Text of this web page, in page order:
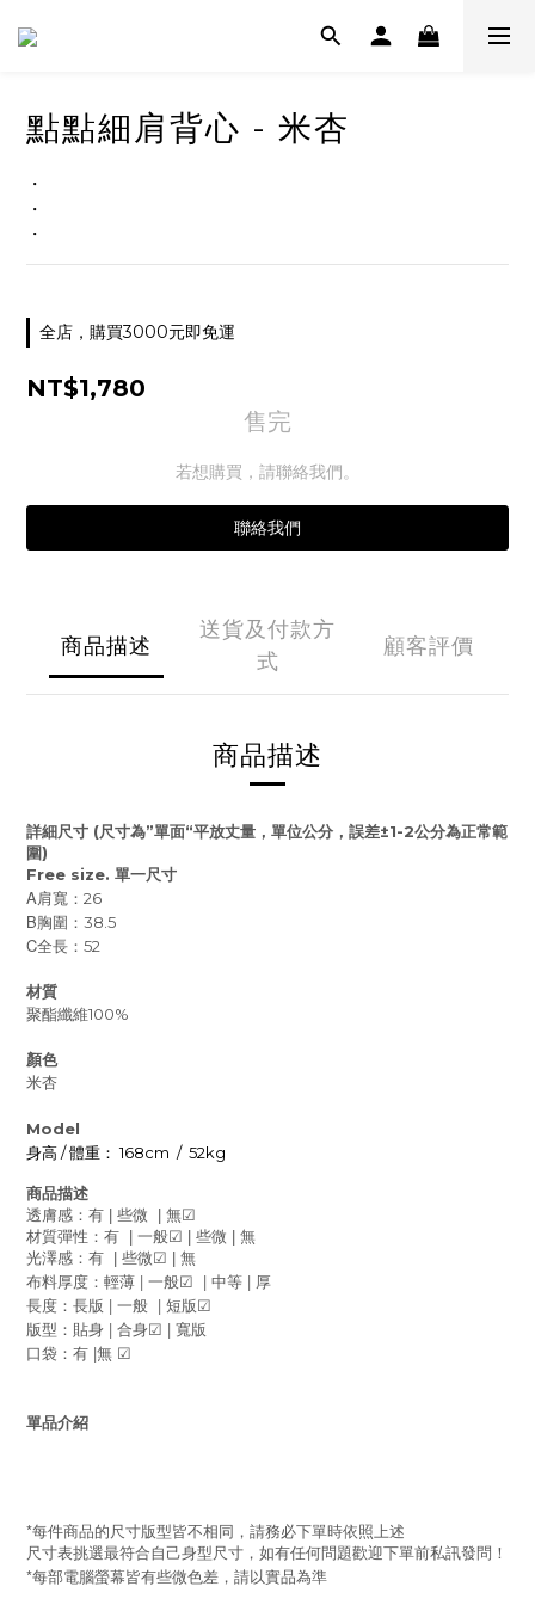
點點細肩背心 - 米杏
・
・
・
全店，購買3000元即免運
NT$1,780
售完
若想購買，請聯絡我們。
聯絡我們
商品描述
送貨及付款方
式
顧客評價
商品描述
詳細尺寸 (尺寸為”單面“平放丈量，單位公分，誤差±1-2公分為正常範
圍)
Free size. 單一尺寸
A肩寬：26
B胸圍：38.5
C全長：52
材質
聚酯纖維100%
顏色
米杏
Model
身高 /體重： 168cm / 52kg
商品描述
透膚感：有
些微 無☑
材質彈性：有 一般☑ 些微
無
光澤感：有
些微☑
無
布料厚度：輕薄 | 一般☑ | 中等 | 厚
長度：長版 | 一般 | 短版☑
版型：貼身 | 合身☑ | 寬版
口袋：有 |無 ☑
單品介紹
*每件商品的尺寸版型皆不相同，請務必下單時依照上述
尺寸表挑選最符合自己身型尺寸，如有任何問題歡迎下單前私訊發問！
*每部電腦螢幕皆有些微色差，請以實品為準